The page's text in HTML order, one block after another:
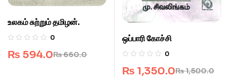
உலகம் சுற்றும் தமிழன்.
0
₨660.0
₨ 594.0
ஒப்பாரி கோச்சி
0
₨1,500.0
₨ 1,350.0